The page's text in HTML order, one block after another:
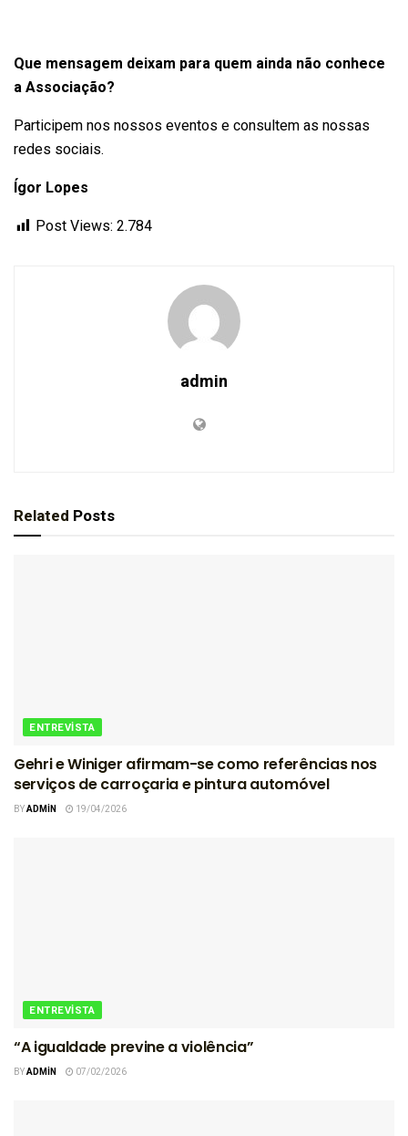
Que mensagem deixam para quem ainda não conhece
a Associação?
Participem nos nossos eventos e consultem as nossas
redes sociais.
Ígor Lopes
Post Views: 2.784
admin
Related Posts
ENTREVISTA
Gehri e Winiger afirmam-se como referências nos
serviços de carroçaria e pintura automóvel
BYADMIN 19/04/2026
ENTREVISTA
“A igualdade previne a violência”
BYADMIN 07/02/2026